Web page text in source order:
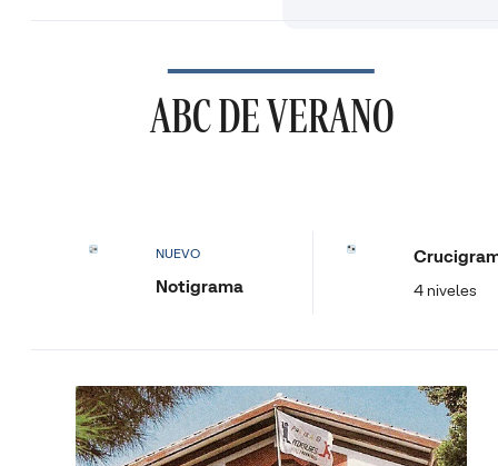
ABC DE VERANO
NUEVO
Notigrama 4 niveles